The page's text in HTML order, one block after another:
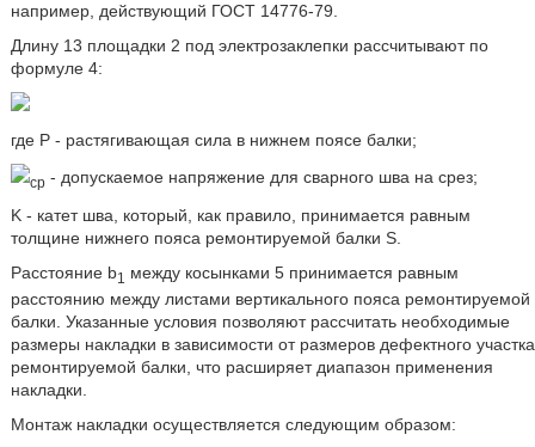
например, действующий ГОСТ 14776-79.
Длину 13 площадки 2 под электрозаклепки рассчитывают по
формуле 4:
где P - растягивающая сила в нижнем поясе балки;
ср - допускаемое напряжение для сварного шва на срез;
K - катет шва, который, как правило, принимается равным
толщине нижнего пояса ремонтируемой балки S.
Расстояние b1
между косынками 5 принимается равным
расстоянию между листами вертикального пояса ремонтируемой
балки. Указанные условия позволяют рассчитать необходимые
размеры накладки в зависимости от размеров дефектного участка
ремонтируемой балки, что расширяет диапазон применения
накладки.
Монтаж накладки осуществляется следующим образом: